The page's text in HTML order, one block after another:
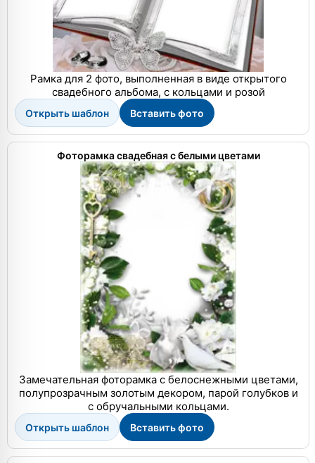
Рамка для 2 фото, выполненная в виде открытого
свадебного альбома, с кольцами и розой
Открыть шаблон Вставить фото
Фоторамка свадебная с белыми цветами
Замечательная фоторамка с белоснежными цветами,
полупрозрачным золотым декором, парой голубков и
с обручальными кольцами.
Открыть шаблон Вставить фото